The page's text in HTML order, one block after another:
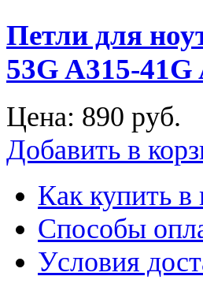
Петли для
53G A315-
Цена: 890 руб.
Добавить в
Как купить в
Способы
Уcловия